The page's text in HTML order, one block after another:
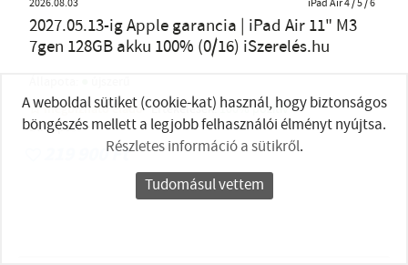
2026.08.03 iPad Air 4 / 5 / 6
2027.05.13-ig Apple garancia | iPad Air 11" M3
7gen 128GB akku 100% (0/16) iSzerelés.hu
megbízható eladóÉrtékelések: 100% pozítiv
Budapest
219 900 Ft
A weboldal sütiket (cookie-kat) használ, hogy biztonságos
böngészés mellett a legjobb felhasználói élményt nyújtsa.
Részletes információ a sütikről.
Tudomásul vettem